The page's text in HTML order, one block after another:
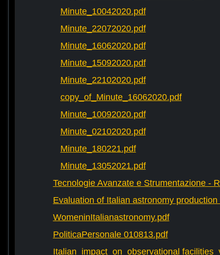
Minute_10042020.pdf
Minute_22072020.pdf
Minute_16062020.pdf
Minute_15092020.pdf
Minute_22102020.pdf
copy_of_Minute_16062020.pdf
Minute_10092020.pdf
Minute_02102020.pdf
Minute_180221.pdf
Minute_13052021.pdf
Tecnologie Avanzate e Strumentazione -
Evaluation of Italian astronomy production
WomeninItalianastronomy.pdf
PoliticaPersonale 010813.pdf
Italian_impact_on_observational